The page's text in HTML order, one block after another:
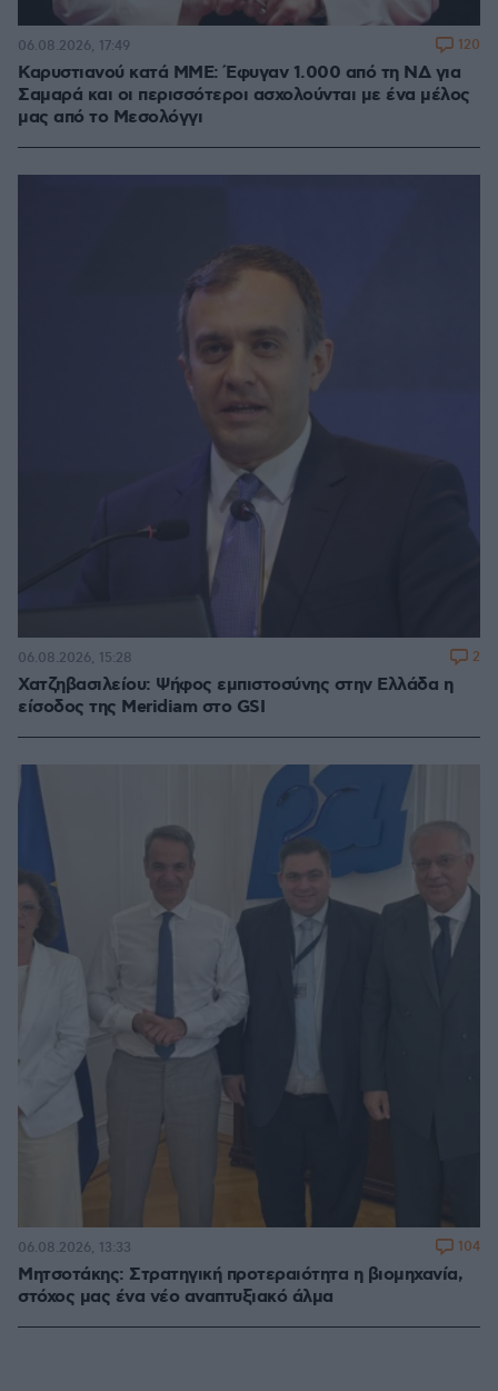
Καρυστιανού κατά ΜΜΕ: Έφυγαν 1.000 από τη ΝΔ για
Σαμαρά και οι περισσότεροι ασχολούνται με ένα μέλος
μας από το Μεσολόγγι
06.08.2026, 17:49 120
Χατζηβασιλείου: Ψήφος εμπιστοσύνης στην Ελλάδα η
είσοδος της Meridiam στο GSI
06.08.2026, 15:28 2
Μητσοτάκης: Στρατηγική προτεραιότητα η βιομηχανία,
στόχος μας ένα νέο αναπτυξιακό άλμα
06.08.2026, 13:33 104